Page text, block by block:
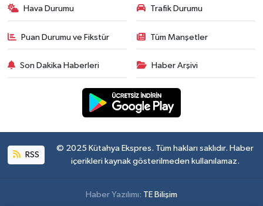
Hava Durumu Trafik Durumu
Puan Durumu ve Fikstür Tüm Manşetler
Son Dakika Haberleri Haber Arşivi
RSS
© 2025 Kütahya Ekspres. Tüm hakları saklıdır. Haber
içerikleri kaynak gösterilmeden kullanılamaz.
Haber Yazılımı: TE Bilişim